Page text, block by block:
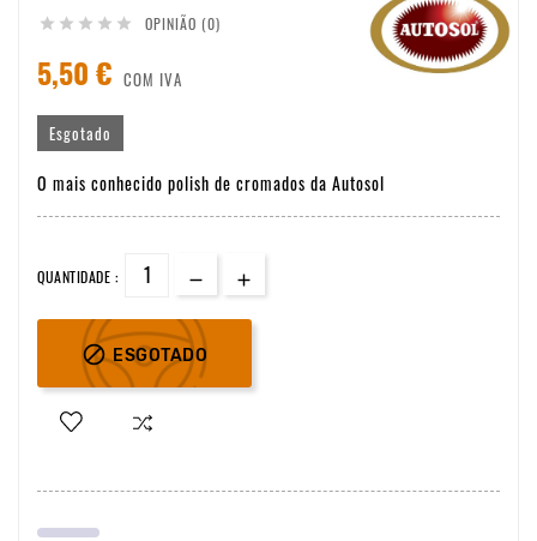
     OPINIÃO (0)
5,50 € COM IVA
Esgotado
O mais conhecido polish de cromados da Autosol
QUANTIDADE :
 ESGOTADO